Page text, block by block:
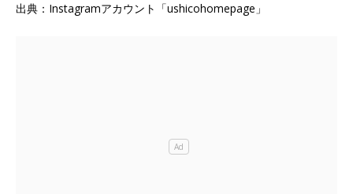
出典：Instagramアカウント「ushicohomepage」